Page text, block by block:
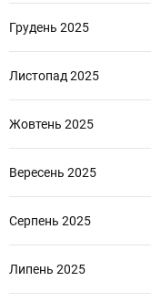
Грудень 2025
Листопад 2025
Жовтень 2025
Вересень 2025
Серпень 2025
Липень 2025